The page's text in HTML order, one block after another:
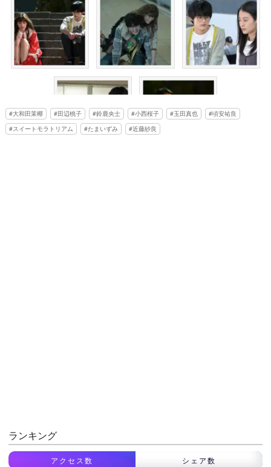
大和田茉椰 田辺桃子 鈴鹿央士 小西桜子 玉田真也
頃安祐良
スイートモラトリアム
たまいずみ 近藤紗良
ランキング
アクセス数 シェア数